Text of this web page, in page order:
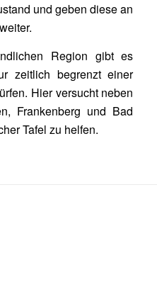
und geben diese an
Region gibt es
zeitlich begrenzt einer
Hier versucht neben
Frankenberg und Bad
Tafel zu helfen.